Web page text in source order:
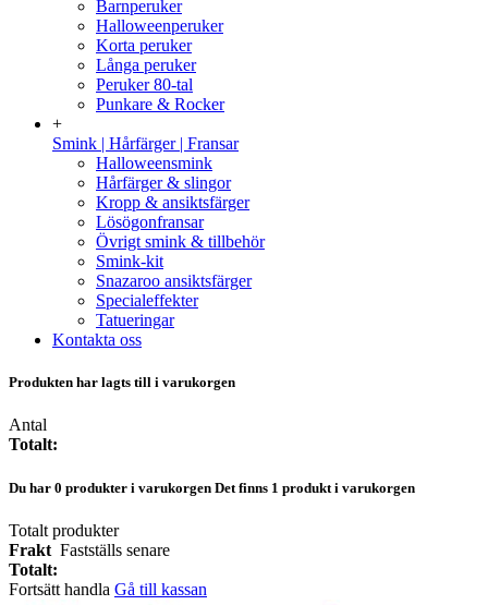
Barnperuker
Halloweenperuker
Korta peruker
Långa peruker
Peruker 80-tal
Punkare & Rocker
+
Smink | Hårfärger | Fransar
Halloweensmink
Hårfärger & slingor
Kropp & ansiktsfärger
Lösögonfransar
Övrigt smink & tillbehör
Smink-kit
Snazaroo ansiktsfärger
Specialeffekter
Tatueringar
Kontakta oss
Produkten har lagts till i varukorgen
Antal
Totalt:
Du har 0 produkter i varukorgen Det finns 1 produkt i varukorgen
Totalt produkter
Frakt Fastställs senare
Totalt:
Fortsätt handla Gå till kassan